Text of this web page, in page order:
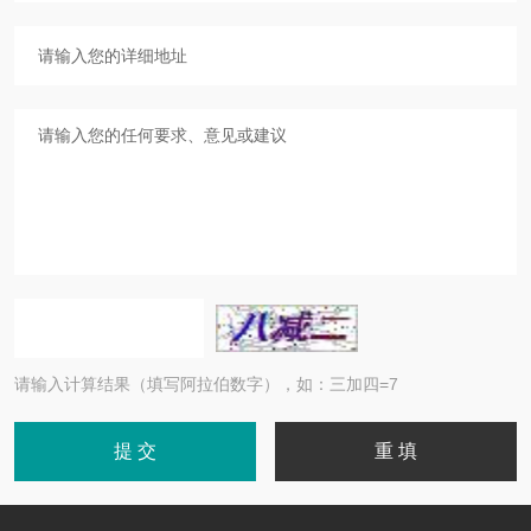
请输入计算结果（填写阿拉伯数字），如：三加四=7